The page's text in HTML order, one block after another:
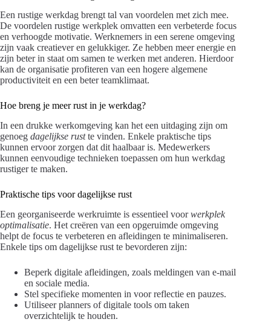
Een rustige werkdag brengt tal van voordelen met zich mee.
De voordelen rustige werkplek omvatten een verbeterde focus
en verhoogde motivatie. Werknemers in een serene omgeving
zijn vaak creatiever en gelukkiger. Ze hebben meer energie en
zijn beter in staat om samen te werken met anderen. Hierdoor
kan de organisatie profiteren van een hogere algemene
productiviteit en een beter teamklimaat.
Hoe breng je meer rust in je werkdag?
In een drukke werkomgeving kan het een uitdaging zijn om
genoeg dagelijkse rustte vinden. Enkele praktische tips
kunnen ervoor zorgen dat dit haalbaar is. Medewerkers
kunnen eenvoudige technieken toepassen om hun werkdag
rustiger te maken.
Praktische tips voor dagelijkse rust
Een georganiseerde werkruimte is essentieel voorwerkplek
optimalisatie. Het creëren van een opgeruimde omgeving
helpt de focus te verbeteren en afleidingen te minimaliseren.
Enkele tips om dagelijkse rust te bevorderen zijn:
Beperk digitale afleidingen, zoals meldingen van e-mail
en sociale media.
Stel specifieke momenten in voor reflectie en pauzes.
Utiliseer planners of digitale tools om taken
overzichtelijk te houden.